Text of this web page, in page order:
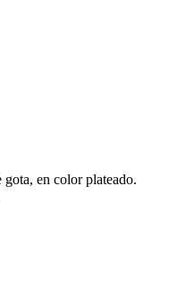
en color plateado.